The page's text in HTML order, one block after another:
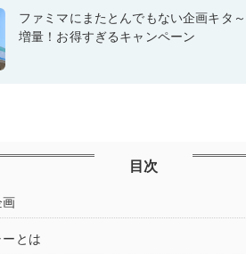
ファミマにまたとんでもない企画キタ
増量！お得すぎるキャンペーン
目次
画
とは